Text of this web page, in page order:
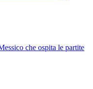
che ospita le partite